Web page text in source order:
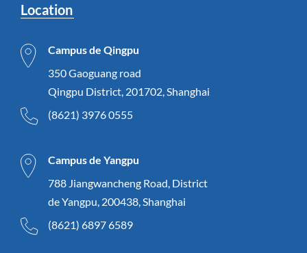
Location
Campus de Qingpu
350 Gaoguang road
Qingpu District, 201702, Shanghai
(8621) 3976 0555
Campus de Yangpu
788 Jiangwancheng Road, District
de Yangpu, 200438, Shanghai
(8621) 6897 6589